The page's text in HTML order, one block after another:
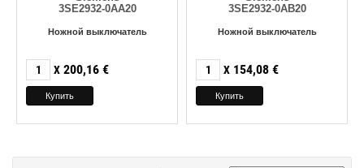
3SE2932-0AA20
Ножной выключатель
X 200,16 €
3SE2932-0AB20
Ножной выключатель
X 154,08 €